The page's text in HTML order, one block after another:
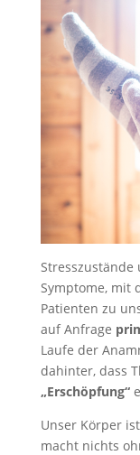
Symptome, mit
Patienten zu
auf Anfrage
Laufe der
dahinter, dass
„Erschöpfung“
Unser Körper
macht nichts